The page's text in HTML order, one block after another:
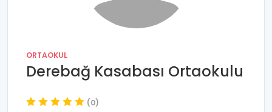
ORTAOKUL
Derebağ Kasabası Ortaokulu
(0)